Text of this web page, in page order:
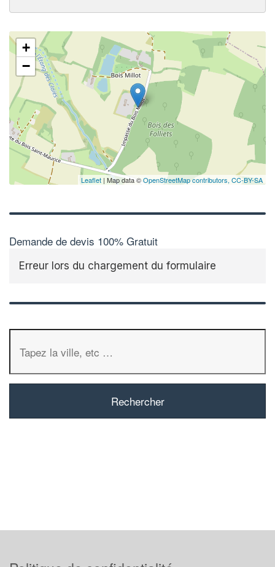
+
−
Leaflet | Map data ©OpenStreetMap contributors, CC-BY-SA
Demande de devis 100% Gratuit
Erreur lors du chargement du formulaire